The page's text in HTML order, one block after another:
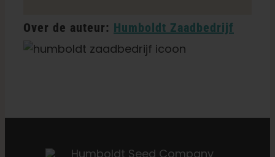
Over de auteur: Humboldt Zaadbedrijf